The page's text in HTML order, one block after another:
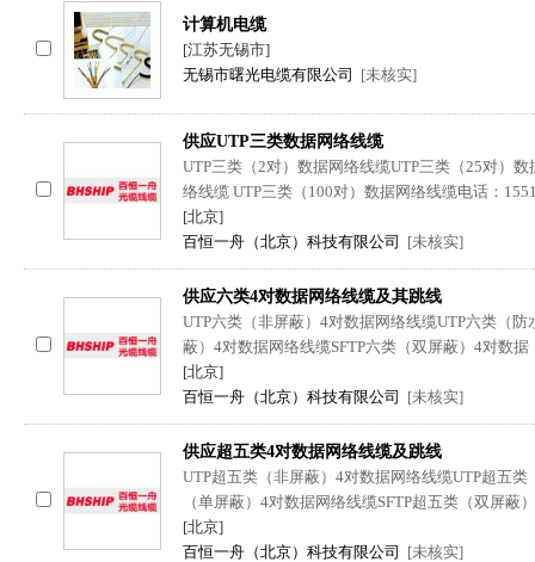
计算机电缆
[江苏无锡市]
无锡市曙光电缆有限公司
[未核实]
供应UTP三类数据网络线缆
UTP三类（2对）数据网络线缆UTP三类（25对）
络线缆 UTP三类（100对）数据网络线缆电话：
[北京]
百恒一舟（北京）科技有限公司
[未核实]
供应六类4对数据网络线缆及其跳线
UTP六类（非屏蔽）4对数据网络线缆UTP六类（
蔽）4对数据网络线缆SFTP六类（双屏蔽）4对数据
[北京]
百恒一舟（北京）科技有限公司
[未核实]
供应超五类4对数据网络线缆及跳线
UTP超五类（非屏蔽）4对数据网络线缆UTP超五
（单屏蔽）4对数据网络线缆SFTP超五类（双屏蔽）
[北京]
百恒一舟（北京）科技有限公司
[未核实]